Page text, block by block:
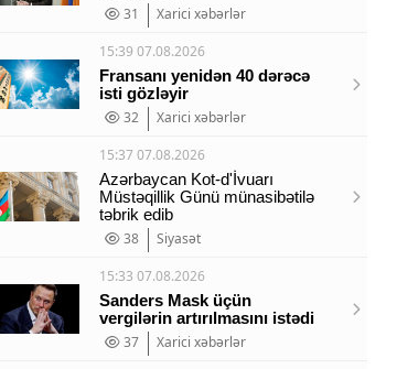
31
Xarici xəbərlər
15:39 07.08.2026
Fransanı yenidən 40 dərəcə
isti gözləyir
32
Xarici xəbərlər
15:37 07.08.2026
Azərbaycan Kot-d'İvuarı
Müstəqillik Günü münasibətilə
təbrik edib
38
Siyasət
15:33 07.08.2026
Sanders Mask üçün
vergilərin artırılmasını istədi
37
Xarici xəbərlər